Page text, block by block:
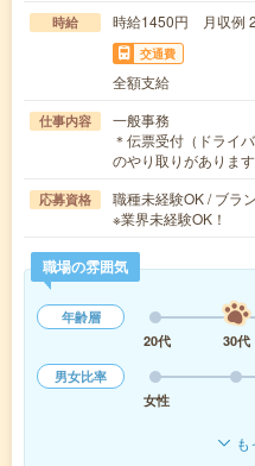
時給 時給1450円 月収例
交通費
全額支給
仕事内容
一般事務
＊伝票受付（ドライ
のやり取りがありま
応募資格
職種未経験OK / ブラ
※業界未経験OK！
職場の雰囲気
年齢層
20代
30代
男女比率
女性